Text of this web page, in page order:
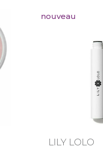
nouveau
LILY LOLO